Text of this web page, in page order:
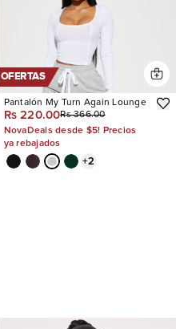
OFERTAS
Pantalón My Turn Again Lounge
Rs 220.00Rs 366.00
NovaDeals desde $5! Precios
ya rebajados
+2